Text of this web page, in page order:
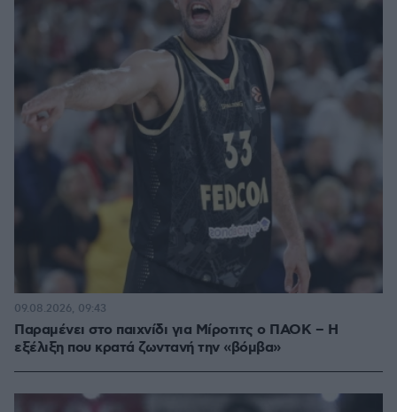
Παραμένει στο παιχνίδι για Μίροτιτς ο ΠΑΟΚ – Η
εξέλιξη που κρατά ζωντανή την «βόμβα»
09.08.2026, 09:43